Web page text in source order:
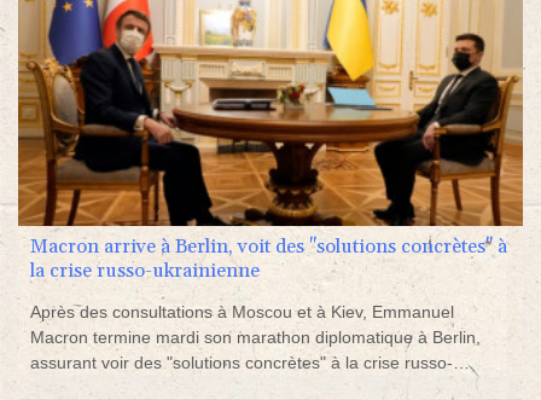
Macron arrive à Berlin, voit des "solutions concrètes" à
la crise russo-ukrainienne
Après des consultations à Moscou et à Kiev, Emmanuel
Macron termine mardi son marathon diplomatique à Berlin,
assurant voir des "solutions concrètes" à la crise russo-
occidentale liée à l'Ukraine grâce à l'engagement obtenu,